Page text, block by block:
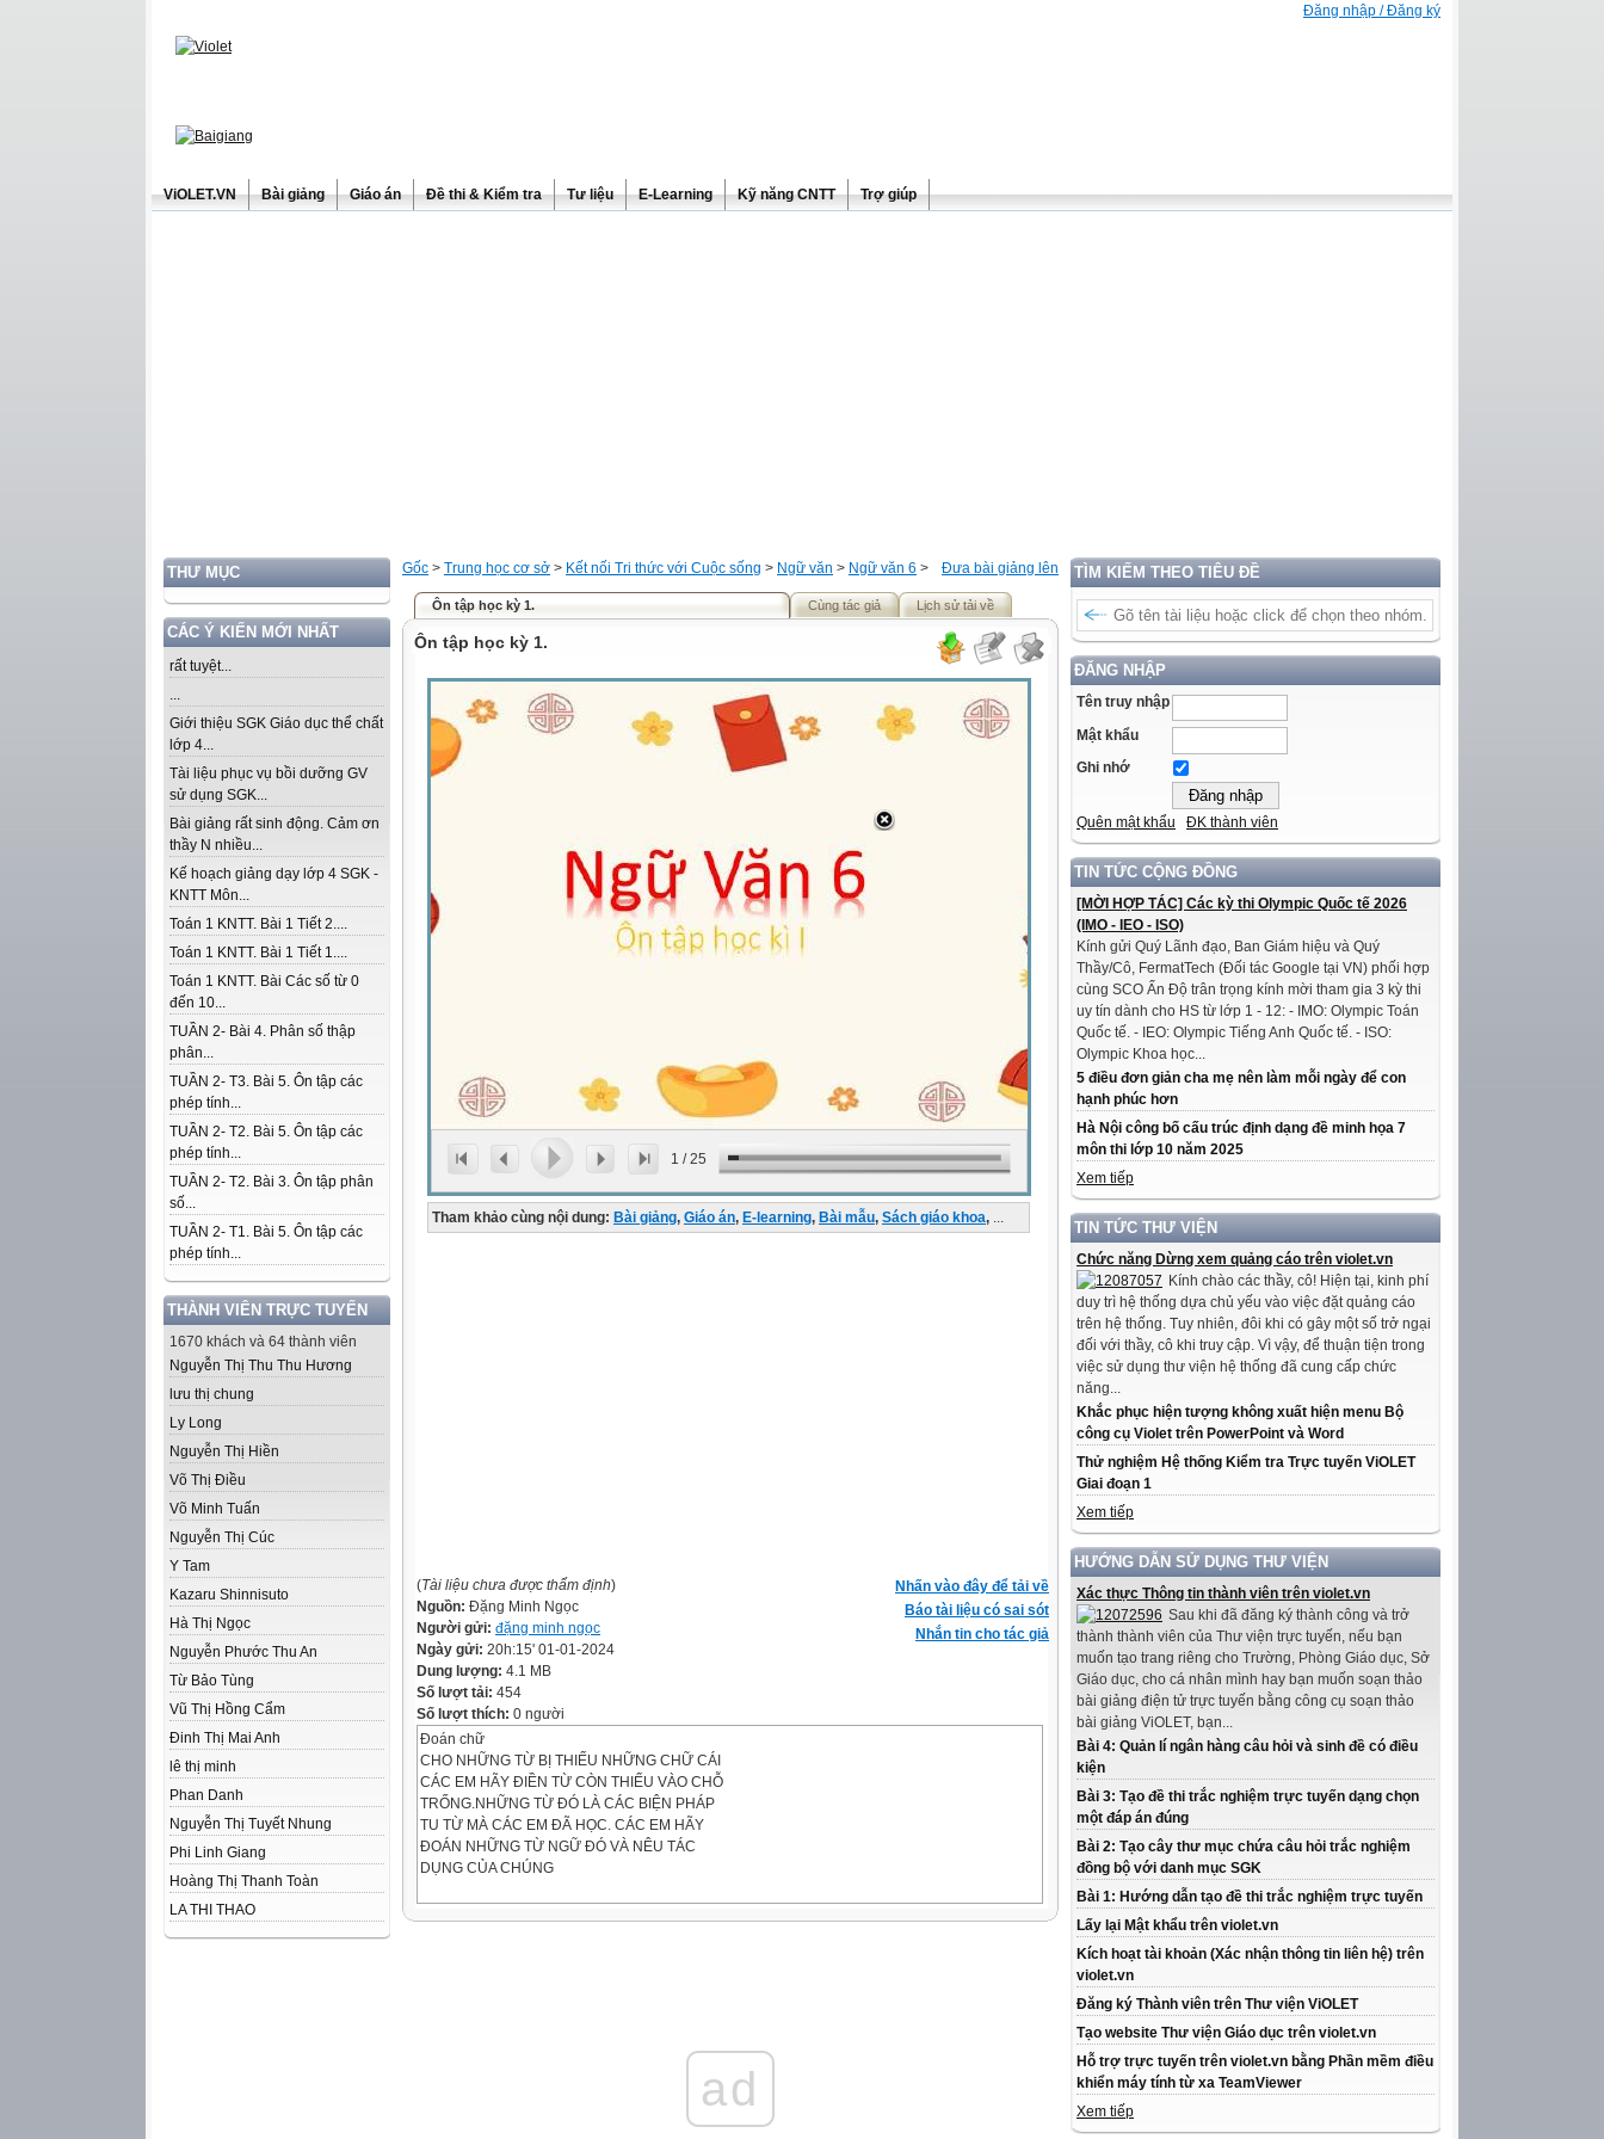
Đăng nhập / Đăng ký
ViOLET.VN Bài giảng Giáo án Đề thi & Kiểm tra Tư liệu E-Learning Kỹ năng CNTT Trợ giúp
THƯ MỤC
CÁC Ý KIẾN MỚI NHẤT
rất tuyệt...
...
Giới thiệu SGK Giáo dục thể chất
lớp 4...
Tài liệu phục vụ bồi dưỡng GV
sử dụng SGK...
Bài giảng rất sinh động. Cảm ơn
thầy N nhiều...
Kế hoạch giảng dạy lớp 4 SGK -
KNTT Môn...
Toán 1 KNTT. Bài 1 Tiết 2....
Toán 1 KNTT. Bài 1 Tiết 1....
Toán 1 KNTT. Bài Các số từ 0
đến 10...
TUẦN 2- Bài 4. Phân số thập
phân...
TUẦN 2- T3. Bài 5. Ôn tập các
phép tính...
TUẦN 2- T2. Bài 5. Ôn tập các
phép tính...
TUẦN 2- T2. Bài 3. Ôn tập phân
số...
TUẦN 2- T1. Bài 5. Ôn tập các
phép tính...
THÀNH VIÊN TRỰC TUYẾN
1670 khách và 64 thành viên
Nguyễn Thị Thu Thu Hương
lưu thị chung
Ly Long
Nguyễn Thị Hiền
Võ Thị Điều
Võ Minh Tuấn
Nguyễn Thị Cúc
Y Tam
Kazaru Shinnisuto
Hà Thị Ngọc
Nguyễn Phước Thu An
Từ Bảo Tùng
Vũ Thị Hồng Cẩm
Đinh Thị Mai Anh
lê thị minh
Phan Danh
Nguyễn Thị Tuyết Nhung
Phi Linh Giang
Hoàng Thị Thanh Toàn
LA THI THAO
TÌM KIẾM THEO TIÊU ĐỀ
ĐĂNG NHẬP
Tên truy nhập
Mật khẩu
Ghi nhớ
Quên mật khẩu ĐK thành viên
TIN TỨC CỘNG ĐỒNG
[MỜI HỢP TÁC] Các kỳ thi Olympic Quốc tế 2026
(IMO - IEO - ISO)
Kính gửi Quý Lãnh đạo, Ban Giám hiệu và Quý
Thầy/Cô, FermatTech (Đối tác Google tại VN) phối hợp
cùng SCO Ấn Độ trân trọng kính mời tham gia 3 kỳ thi
uy tín dành cho HS từ lớp 1 - 12: - IMO: Olympic Toán
Quốc tế. - IEO: Olympic Tiếng Anh Quốc tế. - ISO:
Olympic Khoa học...
5 điều đơn giản cha mẹ nên làm mỗi ngày để con
hạnh phúc hơn
Hà Nội công bố cấu trúc định dạng đề minh họa 7
môn thi lớp 10 năm 2025
Xem tiếp
TIN TỨC THƯ VIỆN
Chức năng Dừng xem quảng cáo trên violet.vn
Kính chào các thầy, cô! Hiện tại, kinh phí
duy trì hệ thống dựa chủ yếu vào việc đặt quảng cáo
trên hệ thống. Tuy nhiên, đôi khi có gây một số trở ngại
đối với thầy, cô khi truy cập. Vì vậy, để thuận tiện trong
việc sử dụng thư viện hệ thống đã cung cấp chức
năng...
Khắc phục hiện tượng không xuất hiện menu Bộ
công cụ Violet trên PowerPoint và Word
Thử nghiệm Hệ thống Kiểm tra Trực tuyến ViOLET
Giai đoạn 1
Xem tiếp
HƯỚNG DẪN SỬ DỤNG THƯ VIỆN
Xác thực Thông tin thành viên trên violet.vn
Sau khi đã đăng ký thành công và trở
thành thành viên của Thư viện trực tuyến, nếu bạn
muốn tạo trang riêng cho Trường, Phòng Giáo dục, Sở
Giáo dục, cho cá nhân mình hay bạn muốn soạn thảo
bài giảng điện tử trực tuyến bằng công cụ soạn thảo
bài giảng ViOLET, bạn...
Bài 4: Quản lí ngân hàng câu hỏi và sinh đề có điều
kiện
Bài 3: Tạo đề thi trắc nghiệm trực tuyến dạng chọn
một đáp án đúng
Bài 2: Tạo cây thư mục chứa câu hỏi trắc nghiệm
đồng bộ với danh mục SGK
Bài 1: Hướng dẫn tạo đề thi trắc nghiệm trực tuyến
Lấy lại Mật khẩu trên violet.vn
Kích hoạt tài khoản (Xác nhận thông tin liên hệ) trên
violet.vn
Đăng ký Thành viên trên Thư viện ViOLET
Tạo website Thư viện Giáo dục trên violet.vn
Hỗ trợ trực tuyến trên violet.vn bằng Phần mềm điều
khiển máy tính từ xa TeamViewer
Xem tiếp
Đưa bài giảng lên
Gốc > Trung học cơ sở > Kết nối Tri thức với Cuộc sống > Ngữ văn > Ngữ văn 6 >
Ôn tập học kỳ 1. Cùng tác giả Lịch sử tải về
Ôn tập học kỳ 1.
1 /25
Tham khảo cùng nội dung: Bài giảng, Giáo án, E-learning, Bài mẫu, Sách giáo khoa, ...
Nhấn vào đây để tải về
Báo tài liệu có sai sót
Nhắn tin cho tác giả
(Tài liệu chưa được thẩm định)
Nguồn: Đặng Minh Ngọc
Người gửi: đặng minh ngọc
Ngày gửi: 20h:15' 01-01-2024
Dung lượng: 4.1 MB
Số lượt tải: 454
Số lượt thích: 0 người
Đoán chữ
CHO NHỮNG TỪ BỊ THIẾU NHỮNG CHỮ CÁI
CÁC EM HÃY ĐIỀN TỪ CÒN THIẾU VÀO CHỖ
TRỐNG.NHỮNG TỪ ĐÓ LÀ CÁC BIỆN PHÁP
TU TỪ MÀ CÁC EM ĐÃ HỌC. CÁC EM HÃY
ĐOÁN NHỮNG TỪ NGỮ ĐÓ VÀ NÊU TÁC
DỤNG CỦA CHÚNG
TÁC DỤNG:So sánh được sử dụng nhằm làm nổi bật lên
ad